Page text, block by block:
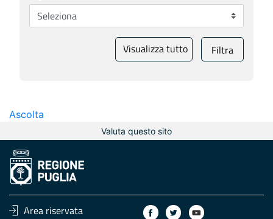
Visualizza tutto Filtra
Ascolta
Valuta questo sito
Area riservata